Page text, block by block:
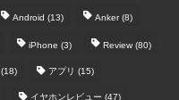
Android (13) Anker(8)
iPhone (3) Review (80)
(18) アプリ (15)
イヤホンレビュー (47)